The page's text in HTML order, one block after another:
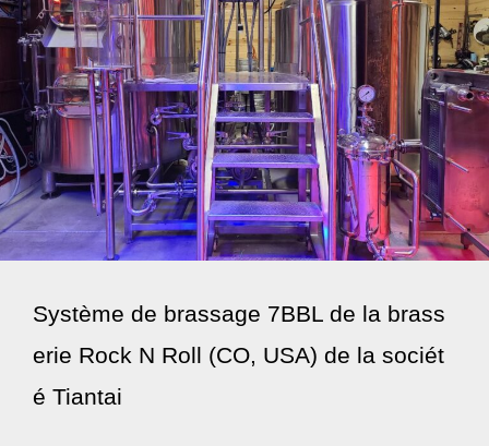
Système de brassage 7BBL de la brass
erie Rock N Roll (CO, USA) de la sociét
é Tiantai